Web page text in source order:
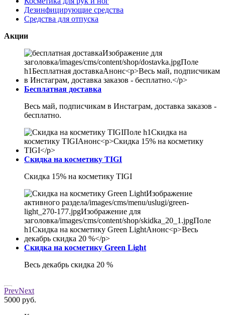
Дезинфицирующие средства
Средства для отпуска
Акции
Бесплатная доставка
Весь май, подписчикам в Инстаграм, доставка заказов -
бесплатно.
Скидка на косметику TIGI
Скидка 15% на косметику TIGI
Скидка на косметику Green Light
Весь декабрь скидка 20 %
PrevNext
5000 руб.